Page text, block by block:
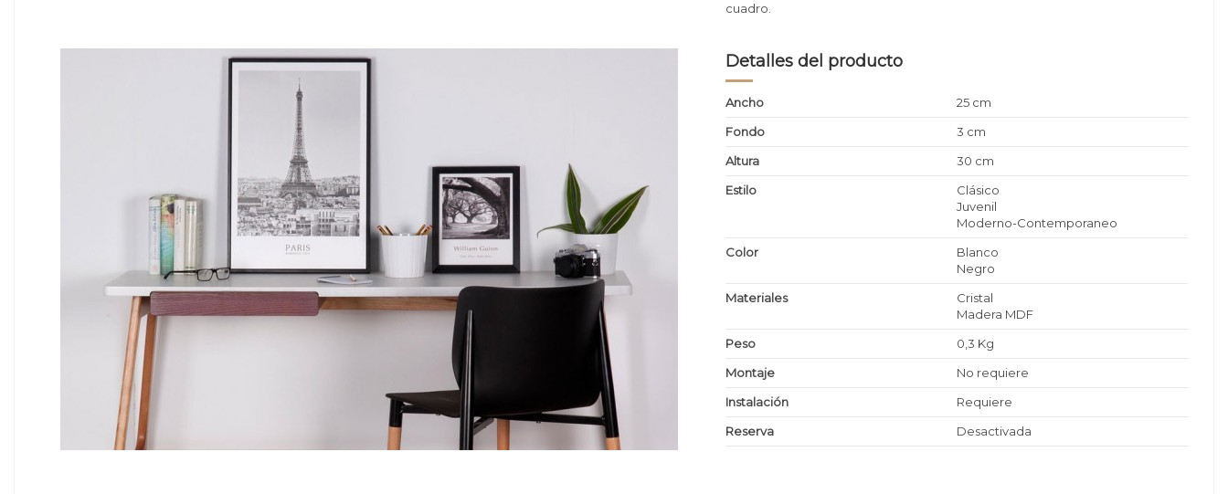
cuadro.
Detalles del producto
Ancho
25 cm
Fondo
3 cm
Altura
30 cm
Estilo
Clásico
Juvenil
Moderno-Contemporaneo
Color
Blanco
Negro
Materiales
Cristal
Madera MDF
Peso
0,3 Kg
Montaje
No requiere
Instalación
Requiere
Reserva
Desactivada